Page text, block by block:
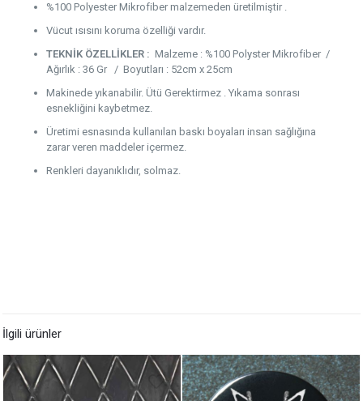
%100 Polyester Mikrofiber malzemeden üretilmiştir .
Vücut ısısını koruma özelliği vardır.
TEKNİK ÖZELLİKLER : Malzeme : %100 Polyster Mikrofiber /
Ağırlık : 36 Gr / Boyutları : 52cm x 25cm
Makinede yıkanabilir. Ütü Gerektirmez . Yıkama sonrası
esnekliğini kaybetmez.
Üretimi esnasında kullanılan baskı boyaları insan sağlığına
zarar veren maddeler içermez.
Renkleri dayanıklıdır, solmaz.
İlgili ürünler